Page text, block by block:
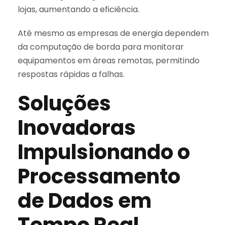
lojas, aumentando a eficiência.
Até mesmo as empresas de energia dependem
da computação de borda para monitorar
equipamentos em áreas remotas, permitindo
respostas rápidas a falhas.
Soluções
Inovadoras
Impulsionando o
Processamento
de Dados em